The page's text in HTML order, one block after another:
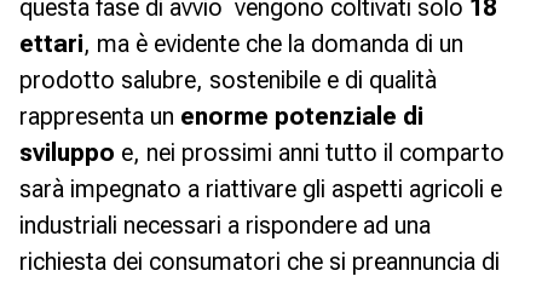
questa fase di avvio vengono coltivati solo 18
ettari, ma è evidente che la domanda di un
prodotto salubre, sostenibile e di qualità
rappresenta un enorme potenziale di
sviluppo e, nei prossimi anni tutto il comparto
sarà impegnato a riattivare gli aspetti agricoli e
industriali necessari a rispondere ad una
richiesta dei consumatori che si preannuncia di